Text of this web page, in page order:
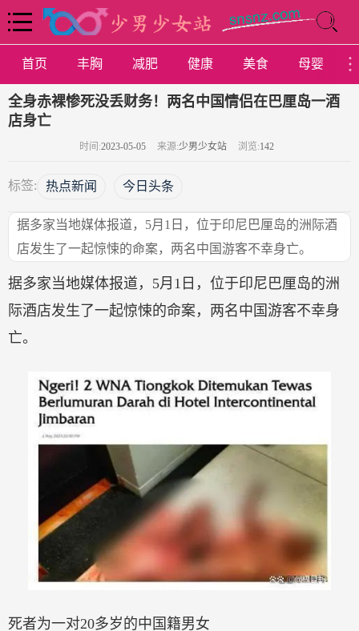
首页 丰胸 减肥 健康 美食 母婴
全身赤裸惨死没丢财务！两名中国情侣在巴厘岛一酒
店身亡
时间:2023-05-05 来源:少男少女站 浏览:142
标签: 热点新闻 今日头条
据多家当地媒体报道，5月1日，位于印尼巴厘岛的洲际酒
店发生了一起惊悚的命案，两名中国游客不幸身亡。
据多家当地媒体报道，5月1日，位于印尼巴厘岛的洲
际酒店发生了一起惊悚的命案，两名中国游客不幸身
亡。
死者为一对20多岁的中国籍男女